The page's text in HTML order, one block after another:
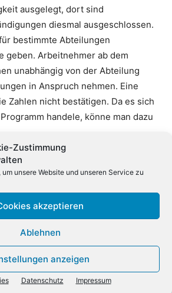
Zustimmung
unsere Website und unseren Service zu
akzeptieren
Ablehnen
anzeigen
Datenschutz Impressum
ausgelegt, dort sind
diesmal ausgeschlossen.
bestimmte Abteilungen
geben. Arbeitnehmer ab dem
unabhängig von der Abteilung
in Anspruch nehmen. Eine
Zahlen nicht bestätigen. Da es sich
handele, könne man dazu
Veränderungen für mehr als 2.000
Der Konzern aus Walldorf ist
von fest installierter Software auf
Dadurch werden Jobs in
Mitarbeiter weltweit gelten.
sollte es aber nur
(dpa)